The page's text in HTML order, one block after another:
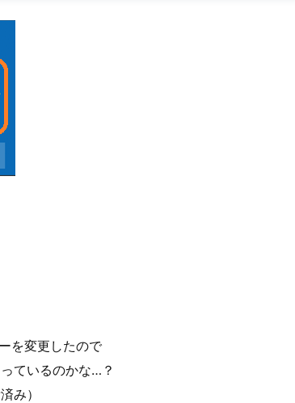
を変更したので
ているのかな…？
み）